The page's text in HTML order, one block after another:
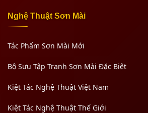
Nghệ Thuật Sơn Mài
Tác Phẩm Sơn Mài Mới
Bộ Sưu Tập Tranh Sơn Mài Đặc Biệt
Kiệt Tác Nghệ Thuật Việt Nam
Kiệt Tác Nghệ Thuật Thế Giới